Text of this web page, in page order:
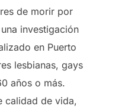
de morir por
investigación
en Puerto
lesbianas, gays
años o más.
calidad de vida,